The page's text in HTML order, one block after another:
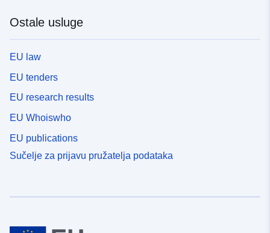
Ostale usluge
EU law
EU tenders
EU research results
EU Whoiswho
EU publications
Sučelje za prijavu pružatelja podataka